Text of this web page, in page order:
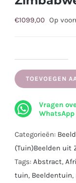
€1099,00 Op
tuinbeeld
abstracte
uit
|
TOEVOEGEN
Vragen
WhatsApp
Categorieën:
(Tuin)Beelden uit
Tags: Abstract,
tuin, Beeldentuin,